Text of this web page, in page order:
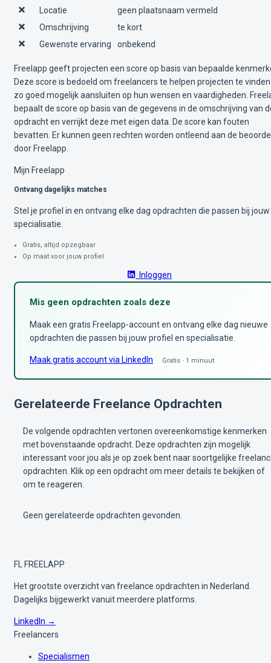
Locatie
geen plaatsnaam vermeld
Omschrijving
te kort
Gewenste ervaring
onbekend
Freelapp geeft projecten een score op basis van bepaalde
Deze score is bedoeld om freelancers te helpen projecten te
zo goed mogelijk aansluiten op hun wensen en vaardigheden.
bepaalt de score op basis van de gegevens in de omschrijving van
opdracht en verrijkt deze met eigen data. De score kan fouten
bevatten. Er kunnen geen rechten worden ontleend aan de
door Freelapp.
Mijn Freelapp
Ontvang dagelijks matches
Stel je profiel in en ontvang elke dag opdrachten die passen bij jouw
specialisatie.
Gratis, altijd opzegbaar
Op maat voor jouw profiel
Inloggen
Mis geen opdrachten zoals deze
Maak een gratis Freelapp-account en ontvang elke dag nieuwe
opdrachten die passen bij jouw profiel en specialisatie.
Maak gratis account via LinkedIn Gratis · 1 minuut
Gerelateerde Freelance Opdrachten
De volgende opdrachten vertonen overeenkomstige kenmerken
met bovenstaande opdracht. Deze opdrachten zijn mogelijk
interessant voor jou als je op zoek bent naar soortgelijke
opdrachten. Klik op een opdracht om meer details te bekijken of
om te reageren.
Geen gerelateerde opdrachten gevonden.
FL FREELAPP
Het grootste overzicht van freelance opdrachten in Nederland.
Dagelijks bijgewerkt vanuit meerdere platforms.
LinkedIn →
Freelancers
Specialismen